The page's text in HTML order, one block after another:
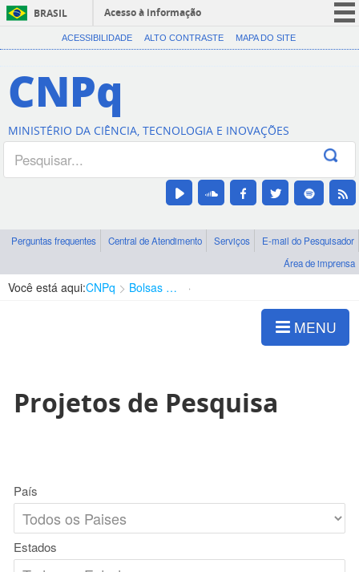
BRASIL
Acesso à informação
CORONAVÍRUS (COVID-19)
Canais
ACESSIBILIDADE ALTO CONTRASTE MAPA DO SITE
CNPq
MINISTÉRIO DA CIÊNCIA, TECNOLOGIA E INOVAÇÕES
Perguntas frequentes Central de Atendimento Serviços
E-mail do Pesquisador
Área de imprensa
Você está aqui:CNPq Bolsas e Auxílios Vigentes
MENU
Projetos de Pesquisa
País
Estados